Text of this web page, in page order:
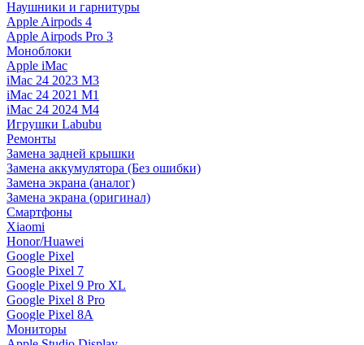
Наушники и гарнитуры
Apple Airpods 4
Apple Airpods Pro 3
Моноблоки
Apple iMac
iMac 24 2023 M3
iMac 24 2021 M1
iMac 24 2024 M4
Игрушки Labubu
Ремонты
Замена задней крышки
Замена аккумулятора (Без ошибки)
Замена экрана (аналог)
Замена экрана (оригинал)
Смартфоны
Xiaomi
Honor/Huawei
Google Pixel
Google Pixel 7
Google Pixel 9 Pro XL
Google Pixel 8 Pro
Google Pixel 8A
Мониторы